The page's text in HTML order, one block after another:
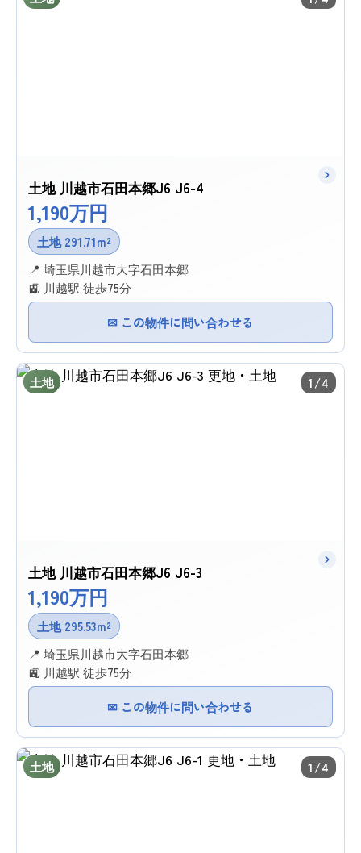
土地 川越市石田本郷J6 J6-4
1,190万円
土地 291.71m²
📍 埼玉県川越市大字石田本郷
🚉 川越駅 徒歩75分
✉ この物件に問い合わせる
土地 1/4
土地 川越市石田本郷J6 J6-3
1,190万円
土地 295.53m²
📍 埼玉県川越市大字石田本郷
🚉 川越駅 徒歩75分
✉ この物件に問い合わせる
土地 1/4